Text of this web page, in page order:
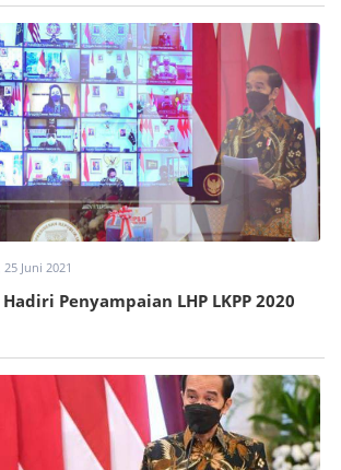
25 Juni 2021
Penyampaian LHP LKPP 2020